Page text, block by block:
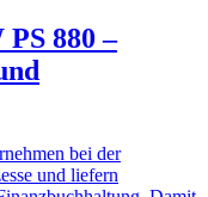
880 –
bei der
und liefern